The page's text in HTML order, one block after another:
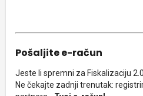
Pošaljite e-račun
Jeste li spremni za Fiskalizaciju
Ne čekajte zadnji trenutak: